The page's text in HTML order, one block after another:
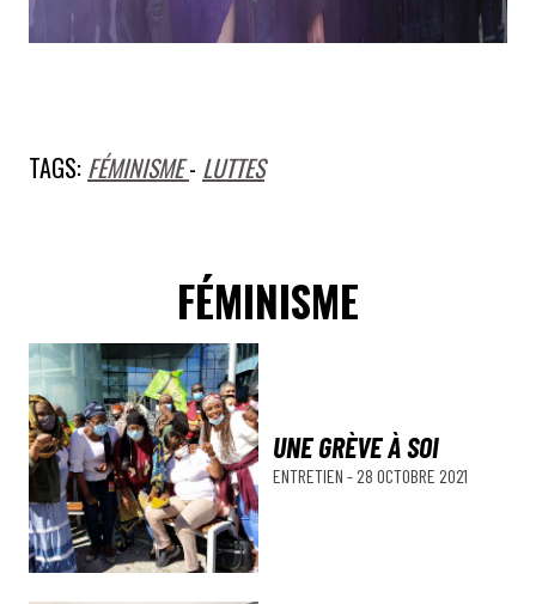
TAGS: FÉMINISME- LUTTES
FÉMINISME
UNE GRÈVE À SOI
ENTRETIEN - 28 OCTOBRE 2021